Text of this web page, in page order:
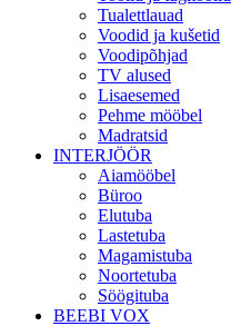
Tualettlauad
Voodid ja kušetid
Voodipõhjad
TV alused
Lisaesemed
Pehme mööbel
Madratsid
INTERJÖÖR
Aiamööbel
Büroo
Elutuba
Lastetuba
Magamistuba
Noortetuba
Söögituba
BEEBI VOX